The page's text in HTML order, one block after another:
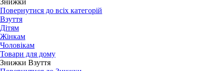
Знижки
Повернутися до всіх категорій
Взуття
Дітям
Жінкам
Чоловікам
Товари для дому
Знижки Взуття